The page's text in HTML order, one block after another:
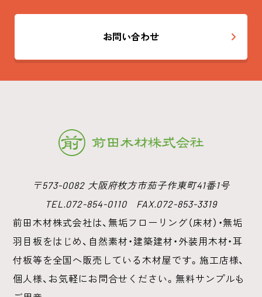
お問い合わせ
〒573-0082 大阪府枚方市茄子作東町41番1号
TEL.072-854-0110 FAX.072-853-3319
前田木材株式会社は、無垢フローリング（床材）・無垢
羽目板をはじめ、 自然素材・建築建材・外装用木材・耳
付板等を全国へ販売している木材屋です。 施工店様、
個人様、お気軽にお問合せください。無料サンプルも